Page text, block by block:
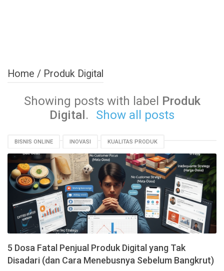
Home / Produk Digital
Showing posts with label Produk
Digital . Show all posts
BISNIS ONLINE INOVASI KUALITAS PRODUK
LAYANAN PELANGGAN PEMASARAN DIGITAL
PENGALAMAN PENGGUNA PRODUK DIGITAL RISET PASAR
SEO TIPS BISNIS
5 Dosa Fatal Penjual Produk Digital yang Tak
Disadari (dan Cara Menebusnya Sebelum Bangkrut)